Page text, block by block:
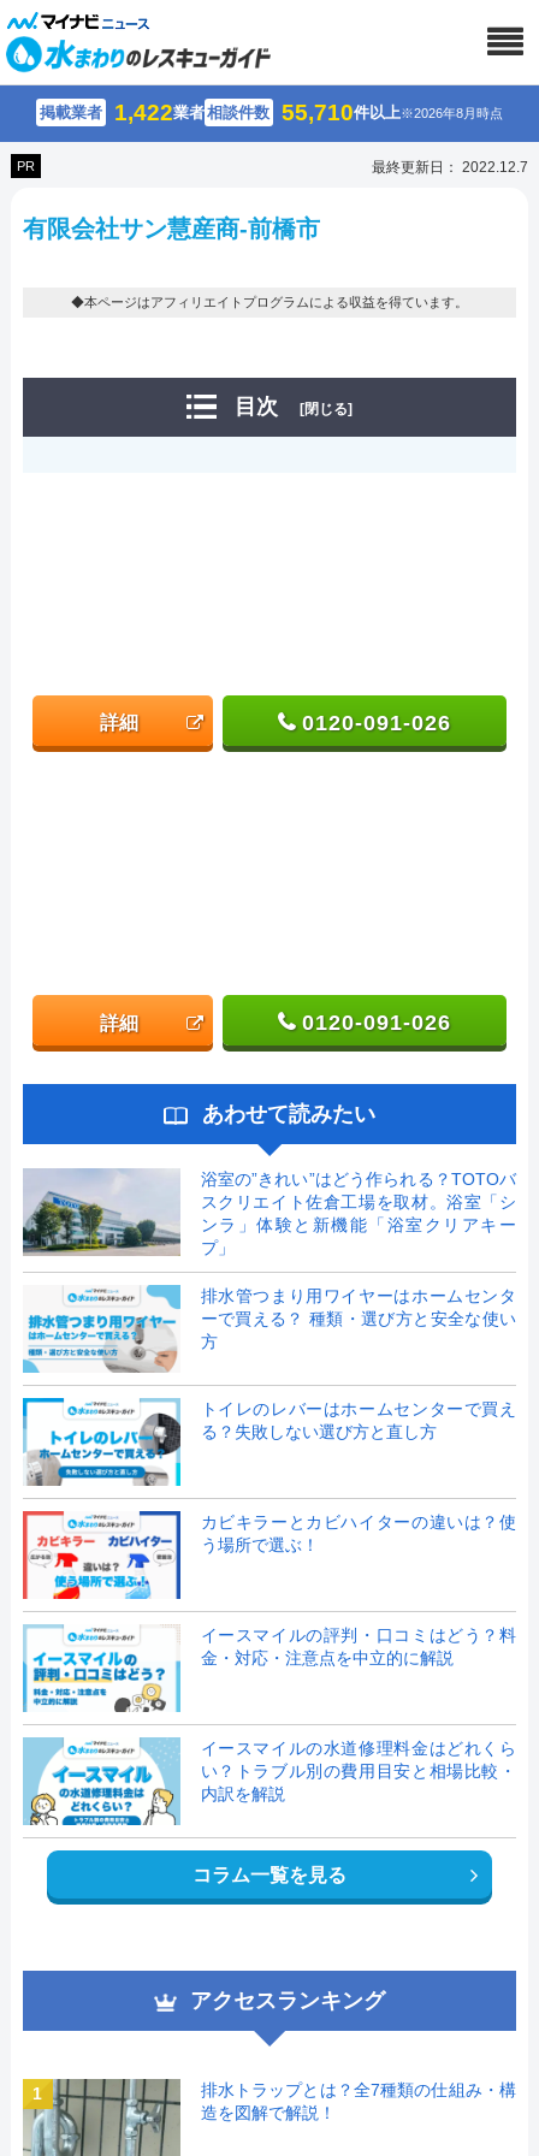
掲載業者 1,422業者相談件数 55,710件以上※2026年8月時点
PR 最終更新日： 2022.12.7
有限会社サン慧産商-前橋市
◆本ページはアフィリエイトプログラムによる収益を得ています。
目次 [閉じる]
詳細 0120-091-026
詳細 0120-091-026
あわせて読みたい
浴室の”きれい”はどう作られる？TOTOバ
スクリエイト佐倉工場を取材。浴室「シ
ンラ」体験と新機能「浴室クリアキー
プ」
排水管つまり用ワイヤーはホームセンタ
ーで買える？ 種類・選び方と安全な使い
方
トイレのレバーはホームセンターで買え
る？失敗しない選び方と直し方
カビキラーとカビハイターの違いは？使
う場所で選ぶ！
イースマイルの評判・口コミはどう？料
金・対応・注意点を中立的に解説
イースマイルの水道修理料金はどれくら
い？トラブル別の費用目安と相場比較・
内訳を解説
コラム一覧を見る
アクセスランキング
1
排水トラップとは？全7種類の仕組み・構
造を図解で解説！